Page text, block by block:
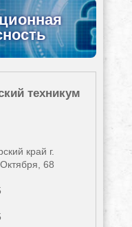
техникум
край г.
68